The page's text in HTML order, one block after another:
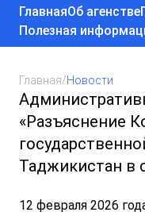
ГлавнаяОб агенстве
Полезная
Главная/Новости
«Разъяснение
Таджикистан в
12 февраля 2026